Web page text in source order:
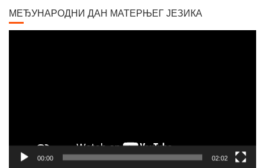
МЕЂУНАРОДНИ ДАН МАТЕРЊЕГ ЈЕЗИКА
00:00 02:02